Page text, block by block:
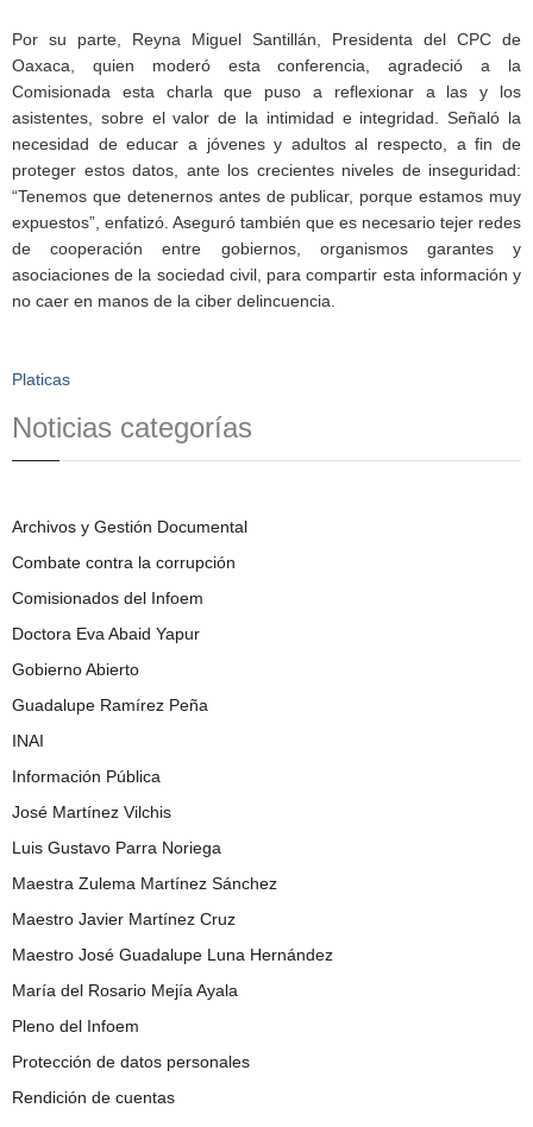
Por su parte, Reyna Miguel Santillán, Presidenta del CPC de
Oaxaca, quien moderó esta conferencia, agradeció a la
Comisionada esta charla que puso a reflexionar a las y los
asistentes, sobre el valor de la intimidad e integridad. Señaló la
necesidad de educar a jóvenes y adultos al respecto, a fin de
proteger estos datos, ante los crecientes niveles de inseguridad:
“Tenemos que detenernos antes de publicar, porque estamos muy
expuestos”, enfatizó. Aseguró también que es necesario tejer redes
de cooperación entre gobiernos, organismos garantes y
asociaciones de la sociedad civil, para compartir esta información y
no caer en manos de la ciber delincuencia.
Platicas
Noticias categorías
Archivos y Gestión Documental
Combate contra la corrupción
Comisionados del Infoem
Doctora Eva Abaid Yapur
Gobierno Abierto
Guadalupe Ramírez Peña
INAI
Información Pública
José Martínez Vilchis
Luis Gustavo Parra Noriega
Maestra Zulema Martínez Sánchez
Maestro Javier Martínez Cruz
Maestro José Guadalupe Luna Hernández
María del Rosario Mejía Ayala
Pleno del Infoem
Protección de datos personales
Rendición de cuentas